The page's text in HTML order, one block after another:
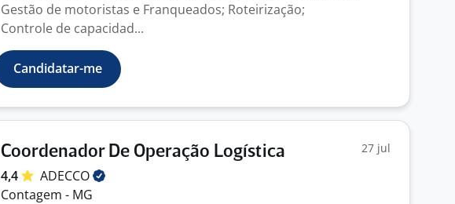
Gestão de motoristas e Franqueados; Roteirização;
Controle de capacidad...
Candidatar-me
Coordenador De Operação Logística 27 jul
4,4
ADECCO
Contagem - MG